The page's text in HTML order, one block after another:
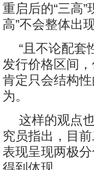
重启后的“三高
高”不会整体出现
“且不论配套
发行价格区间
肯定只会结构
为。
这样的观点
究员指出，目
表现呈现两极